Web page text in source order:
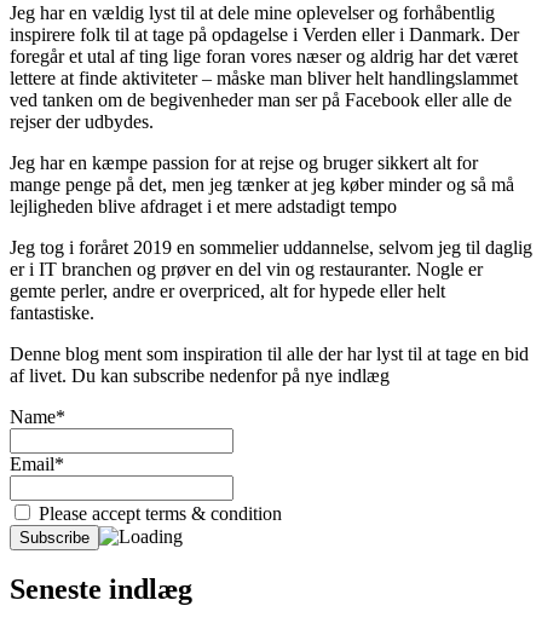
Jeg har en vældig lyst til at dele mine oplevelser og forhåbentlig
inspirere folk til at tage på opdagelse i Verden eller i Danmark. Der
foregår et utal af ting lige foran vores næser og aldrig har det været
lettere at finde aktiviteter – måske man bliver helt handlingslammet
ved tanken om de begivenheder man ser på Facebook eller alle de
rejser der udbydes.
Jeg har en kæmpe passion for at rejse og bruger sikkert alt for
mange penge på det, men jeg tænker at jeg køber minder og så må
lejligheden blive afdraget i et mere adstadigt tempo
Jeg tog i foråret 2019 en sommelier uddannelse, selvom jeg til daglig
er i IT branchen og prøver en del vin og restauranter. Nogle er
gemte perler, andre er overpriced, alt for hypede eller helt
fantastiske.
Denne blog ment som inspiration til alle der har lyst til at tage en bid
af livet. Du kan subscribe nedenfor på nye indlæg
Name*
Email*
Please accept terms & condition
Seneste indlæg